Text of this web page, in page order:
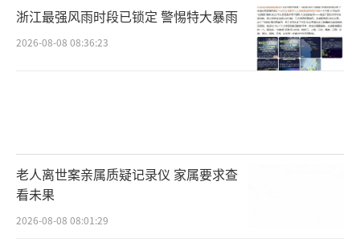
浙江最强风雨时段已锁定 警惕特大暴雨
2026-08-08 08:36:23
老人离世案亲属质疑记录仪 家属要求查
看未果
2026-08-08 08:01:29